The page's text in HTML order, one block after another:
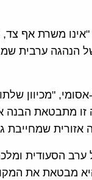
משרת אף
הנהגה ערבית
"מכיוון
זו מתבטאת הבנה
אזורית
הסעודית
מבטאת את